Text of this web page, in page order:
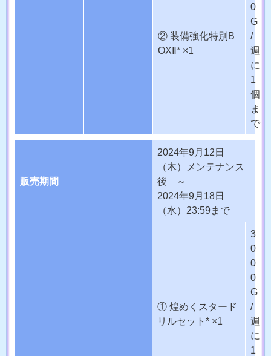
② 装備強化特別B
OXⅡ* ×1
0
G
/
週
に
1
個
ま
で
販売期間
2024年9月12日
（木）メンテナンス
後 ～
2024年9月18日
（水）23:59まで
① 煌めくスタード
リルセット* ×1
3
0
0
0
G
/
週
に
1